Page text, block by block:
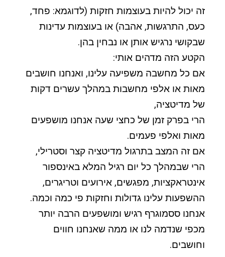
זה יכול להיות בעוצמות חזקות (לדוגמא: פחד,
כעס, התרגשות, אהבה) או בעוצמות עדינות
שבקושי נרגיש אותן או נבחין בהן.
הקטע הזה מדהים אותי:
אם כל מחשבה משפיעה עלינו, ואנחנו חושבים
מאות או אלפי מחשבות במהלך עשרים דקות
של מדיטציה,
הרי בפרק זמן של כחצי שעה אנחנו מושפעים
מאות ואלפי פעמים.
אם זה המצב בתרגול מדיטציה קצר וסטרילי,
הרי שבמהלך כל יום רגיל המלא באינספור
אינטראקציות, מפגשים, אירועים וטריגרים,
ההשפעות עלינו גדולות וחזקות פי כמה וכמה.
אנחנו ססמוגרף רגיש ומושפעים הרבה יותר
מכפי שנדמה לנו או ממה שאנחנו חווים
וחושבים.